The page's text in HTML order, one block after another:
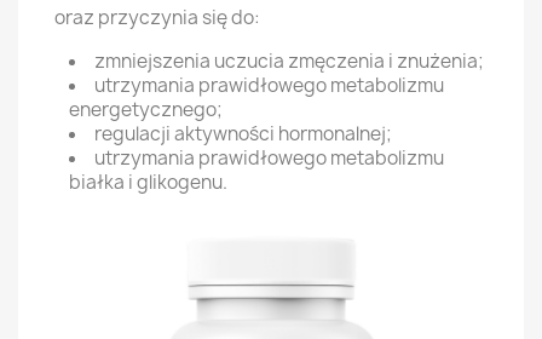
oraz przyczynia się do:
zmniejszenia uczucia zmęczenia i znużenia;
utrzymania prawidłowego metabolizmu
energetycznego;
regulacji aktywności hormonalnej;
utrzymania prawidłowego metabolizmu
białka i glikogenu.